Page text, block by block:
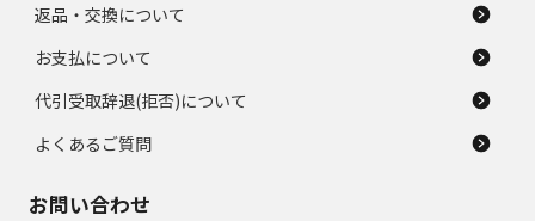
返品・交換について
お支払について
代引受取辞退(拒否)について
よくあるご質問
お問い合わせ